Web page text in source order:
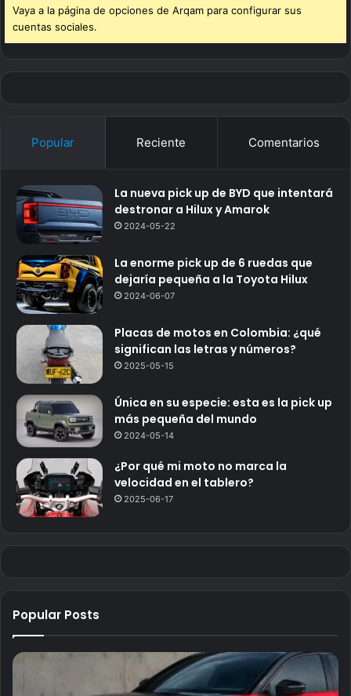
Vaya a la página de opciones de Arqam para configurar sus
cuentas sociales.
Popular Reciente Comentarios
La nueva pick up de BYD que intentará
destronar a Hilux y Amarok
2024-05-22
La enorme pick up de 6 ruedas que
dejaría pequeña a la Toyota Hilux
2024-06-07
Placas de motos en Colombia: ¿qué
significan las letras y números?
2025-05-15
Única en su especie: esta es la pick up
más pequeña del mundo
2024-05-14
¿Por qué mi moto no marca la
velocidad en el tablero?
2025-06-17
Popular Posts